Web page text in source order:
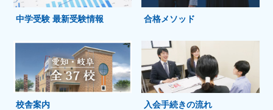
中学受験 最新受験情報 合格メソッド
校舎案内 入会手続きの流れ